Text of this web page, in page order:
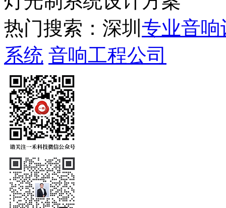
热门搜索：深圳 专业音响
系统 音响工程公司